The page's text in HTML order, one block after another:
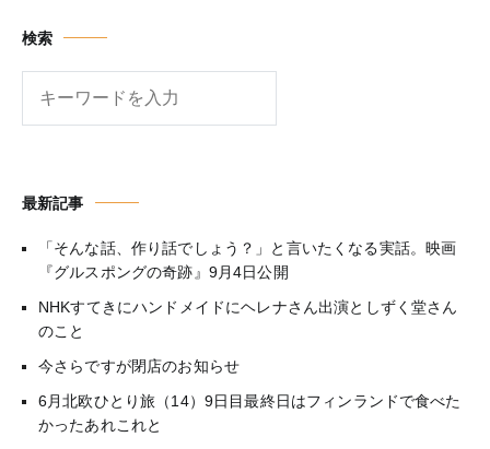
検索
最新記事
「そんな話、作り話でしょう？」と言いたくなる実話。映画
『グルスポングの奇跡』9月4日公開
NHKすてきにハンドメイドにヘレナさん出演としずく堂さん
のこと
今さらですが閉店のお知らせ
6月北欧ひとり旅（14）9日目最終日はフィンランドで食べた
かったあれこれと